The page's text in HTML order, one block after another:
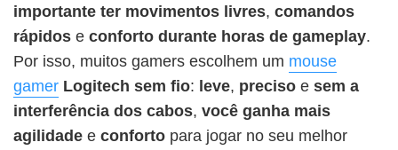
importante ter movimentos livres, comandos
rápidos e conforto durante horas de gameplay.
Por isso, muitos gamers escolhem um mouse
gamer Logitech sem fio: leve, preciso e sem a
interferência dos cabos, você ganha mais
agilidade e conforto para jogar no seu melhor